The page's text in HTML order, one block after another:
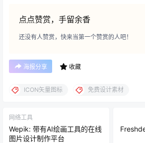
点点赞赏，手留余香
还没有人赞赏，快来当第一个赞赏的人吧！
海报分享 收藏
ICON矢量图标 免费设计素材
网络工具
Wepik: 带有AI绘画工具的在线
图片设计制作平台